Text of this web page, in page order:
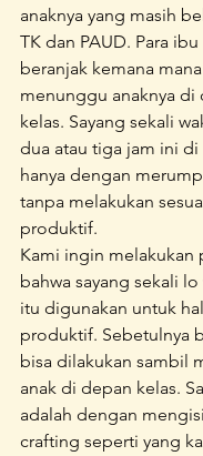
anaknya yang masih
TK dan PAUD. Para
beranjak kemana
menunggu anaknya di
kelas. Sayang sekali
dua atau tiga jam ini di
hanya dengan
tanpa melakukan
produktif.
Kami ingin melakukan
bahwa sayang sekali
itu digunakan untuk
produktif. Sebetulnya
bisa dilakukan sambil
anak di depan kelas.
adalah dengan
crafting seperti yang